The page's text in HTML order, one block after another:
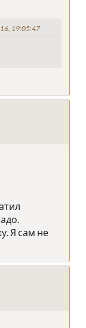
19:05:47
Я сам не